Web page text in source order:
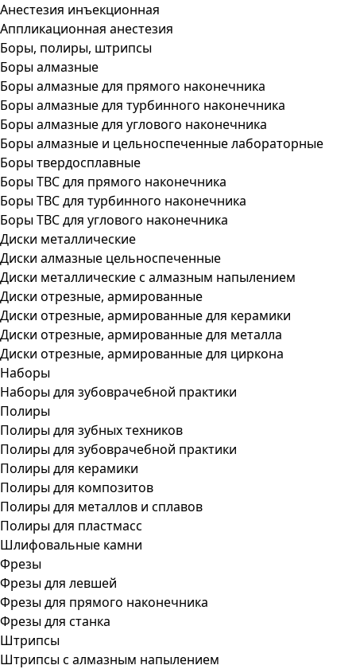
Анестезия инъекционная
Аппликационная анестезия
Боры, полиры, штрипсы
Боры алмазные
Боры алмазные для прямого наконечника
Боры алмазные для турбинного наконечника
Боры алмазные для углового наконечника
Боры алмазные и цельноспеченные лабораторные
Боры твердосплавные
Боры ТВС для прямого наконечника
Боры ТВС для турбинного наконечника
Боры ТВС для углового наконечника
Диски металлические
Диски алмазные цельноспеченные
Диски металлические с алмазным напылением
Диски отрезные, армированные
Диски отрезные, армированные для керамики
Диски отрезные, армированные для металла
Диски отрезные, армированные для циркона
Наборы
Наборы для зубоврачебной практики
Полиры
Полиры для зубных техников
Полиры для зубоврачебной практики
Полиры для керамики
Полиры для композитов
Полиры для металлов и сплавов
Полиры для пластмасс
Шлифовальные камни
Фрезы
Фрезы для левшей
Фрезы для прямого наконечника
Фрезы для станка
Штрипсы
Штрипсы c алмазным напылением